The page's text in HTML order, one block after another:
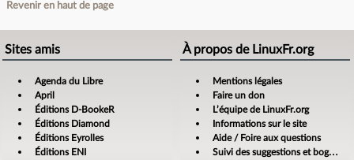
Revenir en haut de page
Sites amis
Agenda du Libre
April
Éditions D-BookeR
Éditions Diamond
Éditions Eyrolles
Éditions ENI
À propos de LinuxFr.org
Mentions légales
Faire un don
L’équipe de LinuxFr.org
Informations sur le site
Aide / Foire aux questions
Suivi des suggestions et bogues